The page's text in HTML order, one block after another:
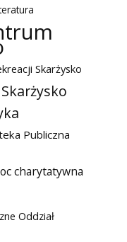
Skarżysko
Publiczna
charytatywna
Oddział